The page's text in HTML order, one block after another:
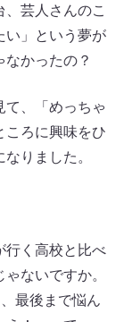
芸人さんのこ
い」という夢が
かったの？
、「めっちゃ
ころに興味をひ
りました。
く高校と比べ
ないですか。
最後まで悩ん